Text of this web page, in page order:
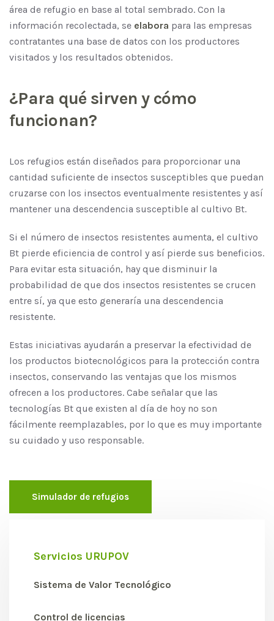
área de refugio en base al total sembrado. Con la
información recolectada, se elabora para las empresas
contratantes una base de datos con los productores
visitados y los resultados obtenidos.
¿Para qué sirven y cómo
funcionan?
Los refugios están diseñados para proporcionar una
cantidad suficiente de insectos susceptibles que puedan
cruzarse con los insectos eventualmente resistentes y así
mantener una descendencia susceptible al cultivo Bt.
Si el número de insectos resistentes aumenta, el cultivo
Bt pierde eficiencia de control y así pierde sus beneficios.
Para evitar esta situación, hay que disminuir la
probabilidad de que dos insectos resistentes se crucen
entre sí, ya que esto generaría una descendencia
resistente.
Estas iniciativas ayudarán a preservar la efectividad de
los productos biotecnológicos para la protección contra
insectos, conservando las ventajas que los mismos
ofrecen a los productores. Cabe señalar que las
tecnologías Bt que existen al día de hoy no son
fácilmente reemplazables, por lo que es muy importante
su cuidado y uso responsable.
Simulador de refugios
Servicios URUPOV
Sistema de Valor Tecnológico
Control de licencias